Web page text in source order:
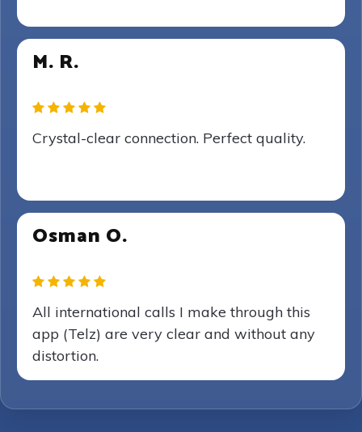
M. R.
Crystal-clear connection. Perfect quality.
Osman O.
All international calls I make through this
app (Telz) are very clear and without any
distortion.